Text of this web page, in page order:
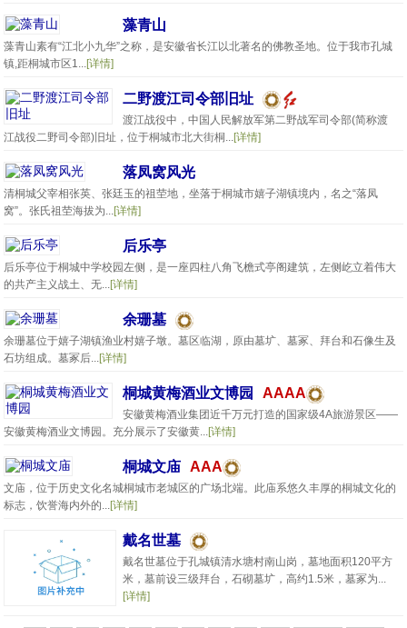
藻青山
藻青山素有“江北小九华”之称，是安徽省长江以北著名的佛教圣地。位于我市孔城
镇,距桐城市区1...[详情]
二野渡江司令部旧址
渡江战役中，中国人民解放军第二野战军司令部(简称渡
江战役二野司令部)旧址，位于桐城市北大街桐...[详情]
落凤窝风光
清桐城父宰相张英、张廷玉的祖茔地，坐落于桐城市嬉子湖镇境内，名之“落凤
窝”。张氏祖茔海拔为...[详情]
后乐亭
后乐亭位于桐城中学校园左侧，是一座四柱八角飞檐式亭阁建筑，左侧屹立着伟大
的共产主义战土、无...[详情]
余珊墓
余珊墓位于嬉子湖镇渔业村嬉子墩。墓区临湖，原由墓圹、墓冢、拜台和石像生及
石坊组成。墓冢后...[详情]
桐城黄梅酒业文博园 AAAA
安徽黄梅酒业集团近千万元打造的国家级4A旅游景区——
安徽黄梅酒业文博园。充分展示了安徽黄...[详情]
桐城文庙 AAA
文庙，位于历史文化名城桐城市老城区的广场北端。此庙系悠久丰厚的桐城文化的
标志，饮誉海内外的...[详情]
戴名世墓
戴名世墓位于孔城镇清水塘村南山岗，墓地面积120平方
米，墓前设三级拜台，石砌墓圹，高约1.5米，墓冢为...
[详情]